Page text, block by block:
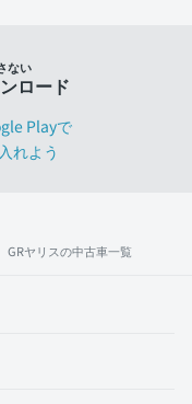
GRヤリスの中古車一覧
ない
ロード